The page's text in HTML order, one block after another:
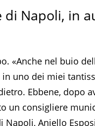
Napoli, in
«Anche nel buio
uno dei miei
Ebbene, dopo
un consigliere
Aniello